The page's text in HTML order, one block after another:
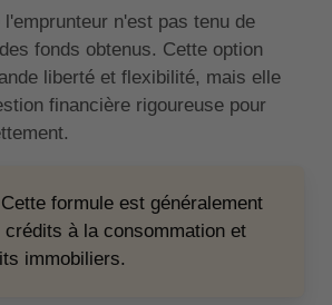
n'est pas tenu de
fonds obtenus. Cette option
liberté et flexibilité, mais elle
financière rigoureuse pour
formule est généralement
crédits à la consommation et
immobiliers.